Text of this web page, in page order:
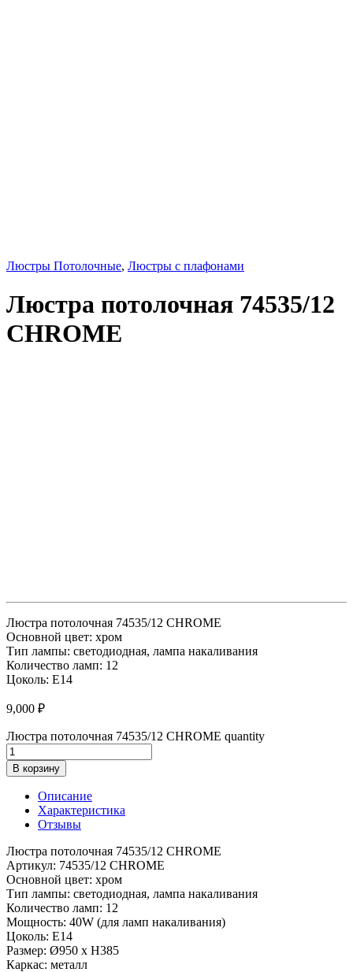
Люстры Потолочные, Люстры с плафонами
Люстра потолочная 74535/12
CHROME
Люстра потолочная 74535/12 CHROME
Основной цвет: хром
Тип лампы: светодиодная, лампа накаливания
Количество ламп: 12
Цоколь: E14
9,000 ₽
Люстра потолочная 74535/12 CHROME quantity
В корзину
Описание
Характеристика
Отзывы
Люстра потолочная 74535/12 CHROME
Артикул: 74535/12 CHROME
Основной цвет: хром
Тип лампы: светодиодная, лампа накаливания
Количество ламп: 12
Мощность: 40W (для ламп накаливания)
Цоколь: E14
Размер: Ø950 x H385
Каркас: металл